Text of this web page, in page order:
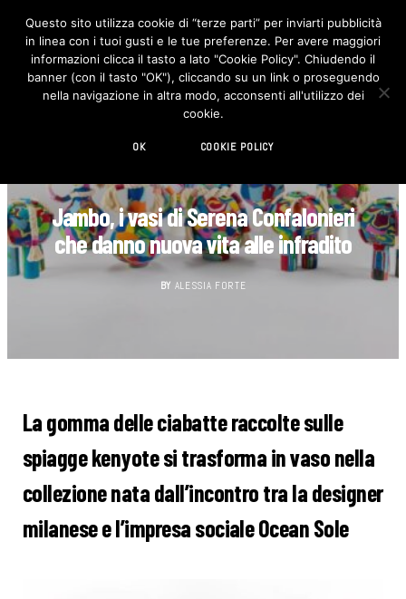
F
c
e
b
o
I
n
s
t
Jambo, i vasi di Serena Confalonieri
che danno nuova vita alle infradito
BY ALESSIA FORTE
La gomma delle ciabatte raccolte sulle
spiagge kenyote si trasforma in vaso nella
collezione nata dall’incontro tra la designer
milanese e l’impresa sociale Ocean Sole
Questo sito utilizza cookie di “terze parti” per inviarti pubblicità
in linea con i tuoi gusti e le tue preferenze. Per avere maggiori
informazioni clicca il tasto a lato "Cookie Policy". Chiudendo il
banner (con il tasto "OK"), cliccando su un link o proseguendo
nella navigazione in altra modo, acconsenti all'utilizzo dei
cookie.
OK COOKIE POLICY